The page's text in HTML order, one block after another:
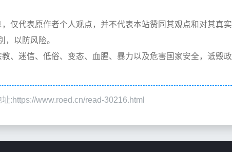
仅代表原作者个人观点，并不代表本站赞同其观点和对其真实
以防风险。
、迷信、低俗、变态、血腥、暴力以及危害国家安全，诋毁政
:https://www.roed.cn/read-30216.html